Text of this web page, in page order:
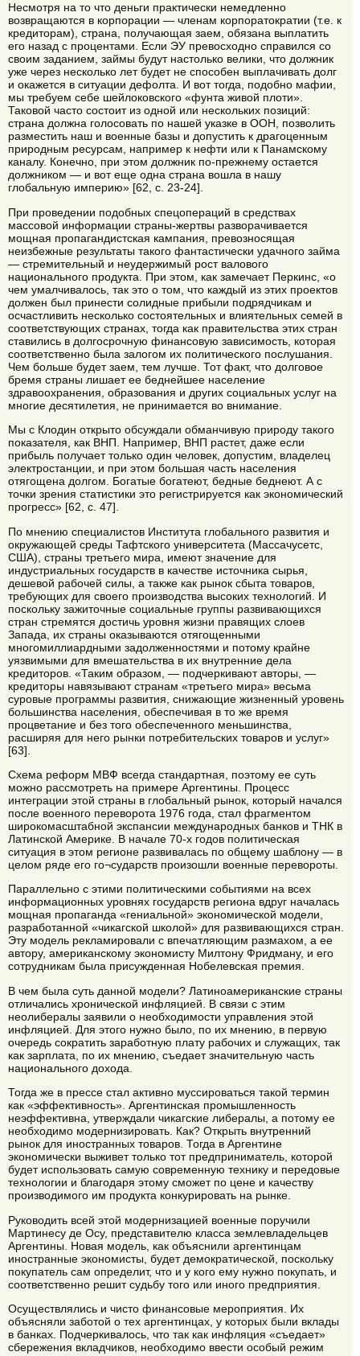
Несмотря на то что деньги практически немедленно
возвращаются в корпорации — членам корпоратократии (т.е. к
кредиторам), страна, получающая заем, обязана выплатить
его назад с процентами. Если ЭУ превосходно справился со
своим заданием, займы будут настолько велики, что должник
уже через несколько лет будет не способен выплачивать долг
и окажется в ситуации дефолта. И вот тогда, подобно мафии,
мы требуем себе шейлоковского «фунта живой плоти».
Таковой часто состоит из одной или нескольких позиций:
страна должна голосовать по нашей указке в ООН, позволить
разместить наш и военные базы и допустить к драгоценным
природным ресурсам, например к нефти или к Панамскому
каналу. Конечно, при этом должник по-прежнему остается
должником — и вот еще одна страна вошла в нашу
глобальную империю» [62, с. 23-24].
При проведении подобных спецопераций в средствах
массовой информации страны-жертвы разворачивается
мощная пропагандистская кампания, превозносящая
неизбежные результаты такого фантастически удачного займа
— стремительный и неудержимый рост валового
национального продукта. При этом, как замечает Перкинс, «о
чем умалчивалось, так это о том, что каждый из этих проектов
должен был принести солидные прибыли подрядчикам и
осчастливить несколько состоятельных и влиятельных семей в
соответствующих странах, тогда как правительства этих стран
ставились в долгосрочную финансовую зависимость, которая
соответственно была залогом их политического послушания.
Чем больше будет заем, тем лучше. Тот факт, что долговое
бремя страны лишает ее беднейшее население
здравоохранения, образования и других социальных услуг на
многие десятилетия, не принимается во внимание.
Мы с Клодин открыто обсуждали обманчивую природу такого
показателя, как ВНП. Например, ВНП растет, даже если
прибыль получает только один человек, допустим, владелец
электростанции, и при этом большая часть населения
отягощена долгом. Богатые богатеют, бедные беднеют. А с
точки зрения статистики это регистрируется как экономический
прогресс» [62, с. 47].
По мнению специалистов Института глобального развития и
окружающей среды Тафтского университета (Массачусетс,
США), страны третьего мира, имеют значение для
индустриальных государств в качестве источника сырья,
дешевой рабочей силы, а также как рынок сбыта товаров,
требующих для своего производства высоких технологий. И
поскольку зажиточные социальные группы развивающихся
стран стремятся достичь уровня жизни правящих слоев
Запада, их страны оказываются отягощенными
многомиллиардными задолженностями и потому крайне
уязвимыми для вмешательства в их внутренние дела
кредиторов. «Таким образом, — подчеркивают авторы, —
кредиторы навязывают странам «третьего мира» весьма
суровые программы развития, снижающие жизненный уровень
большинства населения, обеспечивая в то же время
процветание и без того обеспеченного меньшинства,
расширяя для него рынки потребительских товаров и услуг»
[63].
Схема реформ МВФ всегда стандартная, поэтому ее суть
можно рассмотреть на примере Аргентины. Процесс
интеграции этой страны в глобальный рынок, который начался
после военного переворота 1976 года, стал фрагментом
широкомасштабной экспансии международных банков и ТНК в
Латинской Америке. В начале 70-х годов политическая
ситуация в этом регионе развивалась по общему шаблону — в
целом ряде его го¬сударств произошли военные перевороты.
Параллельно с этими политическими событиями на всех
информационных уровнях государств региона вдруг началась
мощная пропаганда «гениальной» экономической модели,
разработанной «чикагской школой» для развивающихся стран.
Эту модель рекламировали с впечатляющим размахом, а ее
автору, американскому экономисту Милтону Фридману, и его
сотрудникам была присужденная Нобелевская премия.
В чем была суть данной модели? Латиноамериканские страны
отличались хронической инфляцией. В связи с этим
неолибералы заявили о необходимости управления этой
инфляцией. Для этого нужно было, по их мнению, в первую
очередь сократить заработную плату рабочих и служащих, так
как зарплата, по их мнению, съедает значительную часть
национального дохода.
Тогда же в прессе стал активно муссироваться такой термин
как «эффективность». Аргентинская промышленность
неэффективна, утверждали чикагские либералы, а потому ее
необходимо модернизировать. Как? Открыть внутренний
рынок для иностранных товаров. Тогда в Аргентине
экономически выживет только тот предприниматель, которой
будет использовать самую современную технику и передовые
технологии и благодаря этому сможет по цене и качеству
производимого им продукта конкурировать на рынке.
Руководить всей этой модернизацией военные поручили
Мартинесу де Осу, представителю класса землевладельцев
Аргентины. Новая модель, как объяснили аргентинцам
иностранные экономисты, будет демократической, поскольку
покупатель сам определит, что и у кого ему нужно покупать, и
соответственно решит судьбу того или иного предприятия.
Осуществлялись и чисто финансовые мероприятия. Их
объясняли заботой о тех аргентинцах, у которых были вклады
в банках. Подчеркивалось, что так как инфляция «съедает»
сбережения вкладчиков, необходимо ввести особый режим